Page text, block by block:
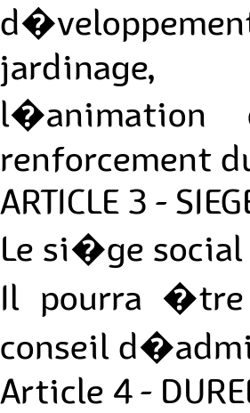
jardinage,
renforcement
ARTICLE 3 -
Le si�ge
Il pourra
conseil
Article 4 -